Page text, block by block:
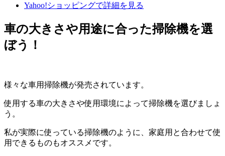
Yahoo!ショッピングで詳細を見る
車の大きさや用途に合った掃除機を選
ぼう！
様々な車用掃除機が発売されています。
使用する車の大きさや使用環境によって掃除機を選びましょ
う。
私が実際に使っている掃除機のように、家庭用と合わせて使
用できるものもオススメです。